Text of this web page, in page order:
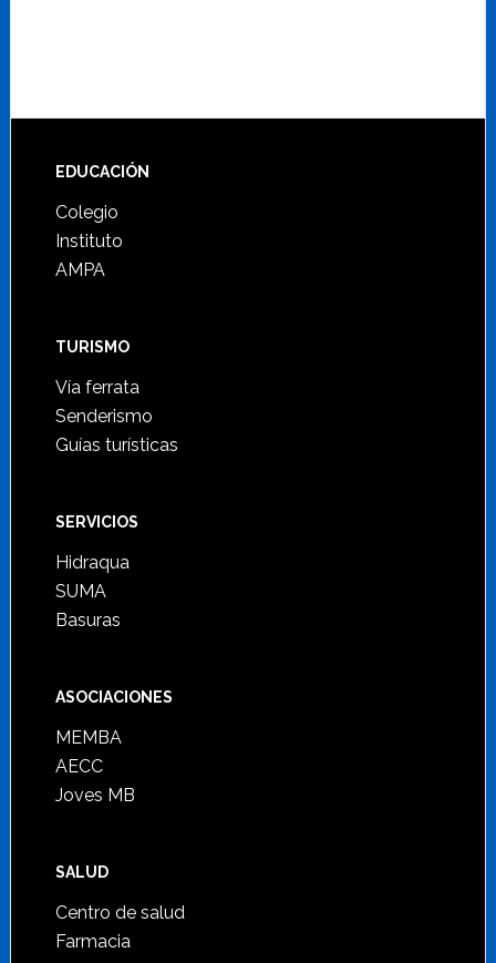
Footer
EDUCACIÓN
Colegio
Instituto
AMPA
TURISMO
Vía ferrata
Senderismo
Guías turísticas
SERVICIOS
Hidraqua
SUMA
Basuras
ASOCIACIONES
MEMBA
AECC
Joves MB
SALUD
Centro de salud
Farmacia